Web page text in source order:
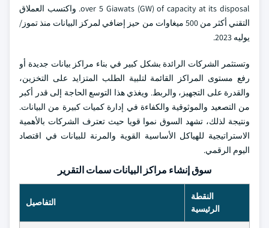
over 5 Giawats (GW) of capacity at its disposal. واكتسب العملاق
التقني أكثر من 500 ميغاوات من حيز إضافي لمركز البيانات منذ تموز/
يوليه 2023.
وتستثمر الشركات الرائدة بشكل كبير في بناء مراكز بيانات جديدة أو
رفع مستوى المراكز القائمة لتلبية الطلب المتزايد على التخزين،
والقدرة على التجهيز، والربط. ويغذي هذا التوسع الحاجة إلى قدر أكبر
من التصعيد والموثوقية والكفاءة في إدارة كميات كبيرة من البيانات.
ونتيجة لذلك، تشهد السوق نموا قويا حيث تعترف الشركات بالأهمية
الاستراتيجية للهياكل الأساسية القوية والمرنة للبيانات في اقتصاد
اليوم الرقمي.
سوق إنشاء مراكز البيانات سمات التقرير
النقطة
الرئيسية
التفاصيل